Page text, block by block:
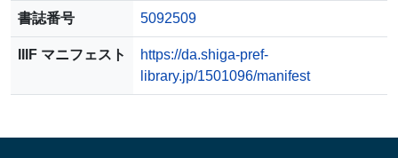
書誌番号 5092509
IIIF マニフェスト
https://da.shiga-pref-
library.jp/1501096/manifest